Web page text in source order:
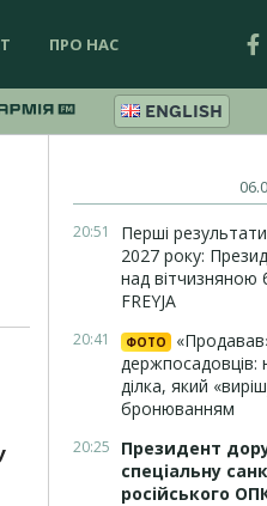
ПРО НАС
ENGLISH
20:51
Перші
2027 року:
над вітчизняною
FREYJA
20:41 ФОТО
держпосадовців:
ділка, який
бронюванням
20:25
Президент
спеціальну
російського